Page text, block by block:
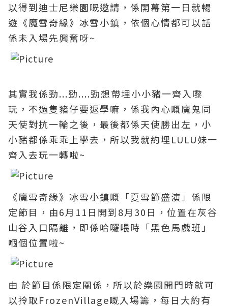
以得到迪士尼樂園嘅邀請，係開幕第一日就暢
遊《魔雪奇緣》冰雪小鎮 ，依個心情都可以話
係未入場先興奮呀~
其實我係勁...勁....勁想帶埋小小豬一齊入嚟
玩，不過隻豬仔要返學嘛，係我內心嘅魔鬼同
天使對抗一輪之後，最後都係天使勝出左，小
小豬都係乖乖上學去，所以我就約埋LULU妹一
齊入去玩一轉啦~
《魔雪奇緣》冰雪小鎮嘅「夏雪節盛演」係限
定節目，由6月11日開到8月30日，位置在灰谷
山谷入口隔離，即係哈囉喂時「黑色馬戲班」
嗰個位置啦~
由 於節目係限定關係，所以於樂園開門時就可
以拎取FrozenVillage嘅入場籌，每日大約有